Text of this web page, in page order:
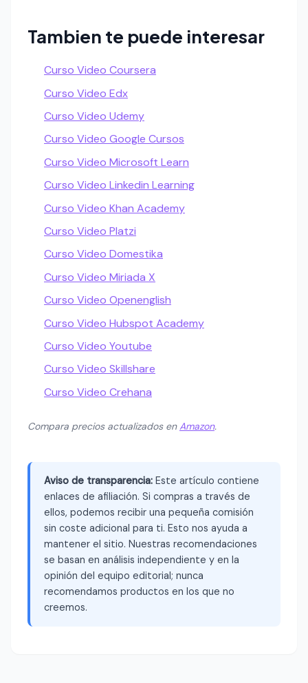
Tambien te puede interesar
Curso Video Coursera
Curso Video Edx
Curso Video Udemy
Curso Video Google Cursos
Curso Video Microsoft Learn
Curso Video Linkedin Learning
Curso Video Khan Academy
Curso Video Platzi
Curso Video Domestika
Curso Video Miriada X
Curso Video Openenglish
Curso Video Hubspot Academy
Curso Video Youtube
Curso Video Skillshare
Curso Video Crehana
Compara precios actualizados enAmazon.
Aviso de transparencia: Este artículo contiene
enlaces de afiliación. Si compras a través de
ellos, podemos recibir una pequeña comisión
sin coste adicional para ti. Esto nos ayuda a
mantener el sitio. Nuestras recomendaciones
se basan en análisis independiente y en la
opinión del equipo editorial; nunca
recomendamos productos en los que no
creemos.